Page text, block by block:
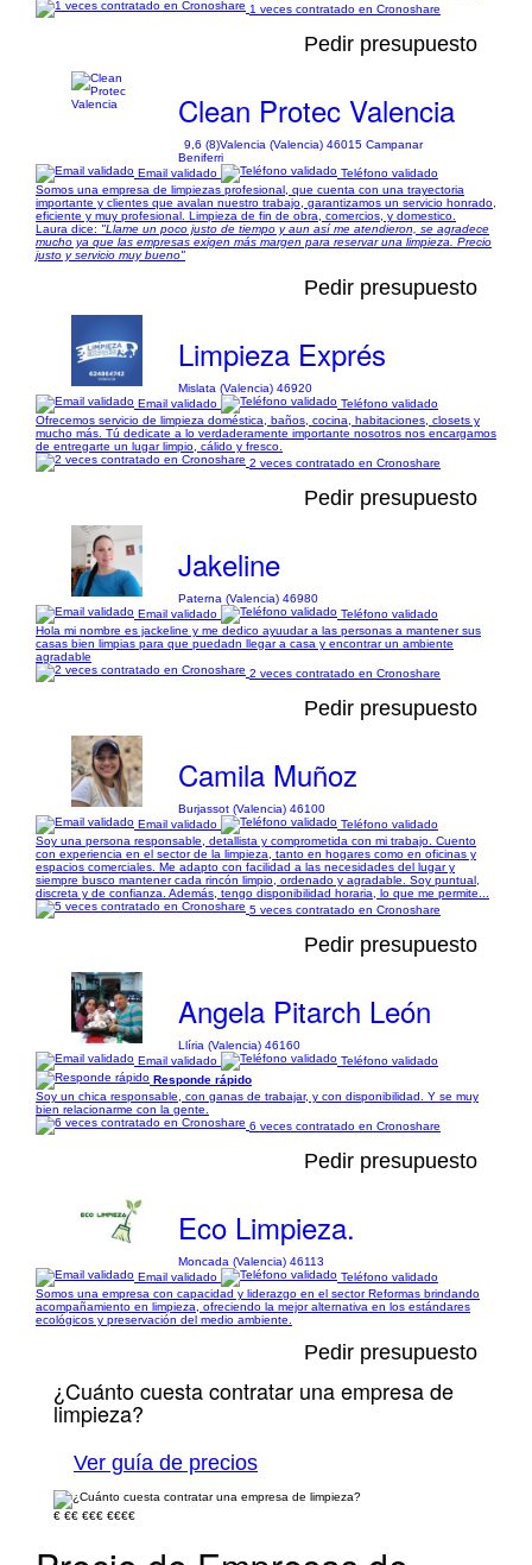
1 veces contratado en Cronoshare
Pedir presupuesto
Clean Protec Valencia
9,6 (8)Valencia (Valencia) 46015 Campanar
Beniferri
Email validado
Teléfono validado
Somos una empresa de limpiezas profesional, que cuenta con una trayectoria
importante y clientes que avalan nuestro trabajo, garantizamos un servicio honrado,
eficiente y muy profesional. Limpieza de fin de obra, comercios, y domestico.
Laura dice: "Llame un poco justo de tiempo y aun así me atendieron, se agradece
mucho ya que las empresas exigen más margen para reservar una limpieza. Precio
justo y servicio muy bueno"
Pedir presupuesto
Limpieza Exprés
Mislata (Valencia) 46920
Email validado
Teléfono validado
Ofrecemos servicio de limpieza doméstica, baños, cocina, habitaciones, closets y
mucho más. Tú dedicate a lo verdaderamente importante nosotros nos encargamos
de entregarte un lugar limpio, cálido y fresco.
2 veces contratado en Cronoshare
Pedir presupuesto
Jakeline
Paterna (Valencia) 46980
Email validado
Teléfono validado
Hola mi nombre es jackeline y me dedico ayuudar a las personas a mantener sus
casas bien limpias para que puedadn llegar a casa y encontrar un ambiente
agradable
2 veces contratado en Cronoshare
Pedir presupuesto
Camila Muñoz
Burjassot (Valencia) 46100
Email validado
Teléfono validado
Soy una persona responsable, detallista y comprometida con mi trabajo. Cuento
con experiencia en el sector de la limpieza, tanto en hogares como en oficinas y
espacios comerciales. Me adapto con facilidad a las necesidades del lugar y
siempre busco mantener cada rincón limpio, ordenado y agradable. Soy puntual,
discreta y de confianza. Además, tengo disponibilidad horaria, lo que me permite...
5 veces contratado en Cronoshare
Pedir presupuesto
Angela Pitarch León
Llíria (Valencia) 46160
Email validado
Teléfono validado
Responde rápido
Soy un chica responsable, con ganas de trabajar, y con disponibilidad. Y se muy
bien relacionarme con la gente.
6 veces contratado en Cronoshare
Pedir presupuesto
Eco Limpieza.
Moncada (Valencia) 46113
Email validado
Teléfono validado
Somos una empresa con capacidad y liderazgo en el sector Reformas brindando
acompañamiento en limpieza, ofreciendo la mejor alternativa en los estándares
ecológicos y preservación del medio ambiente.
Pedir presupuesto
¿Cuánto cuesta contratar una empresa de
limpieza?
Ver guía de precios
€ €€ €€€ €€€€